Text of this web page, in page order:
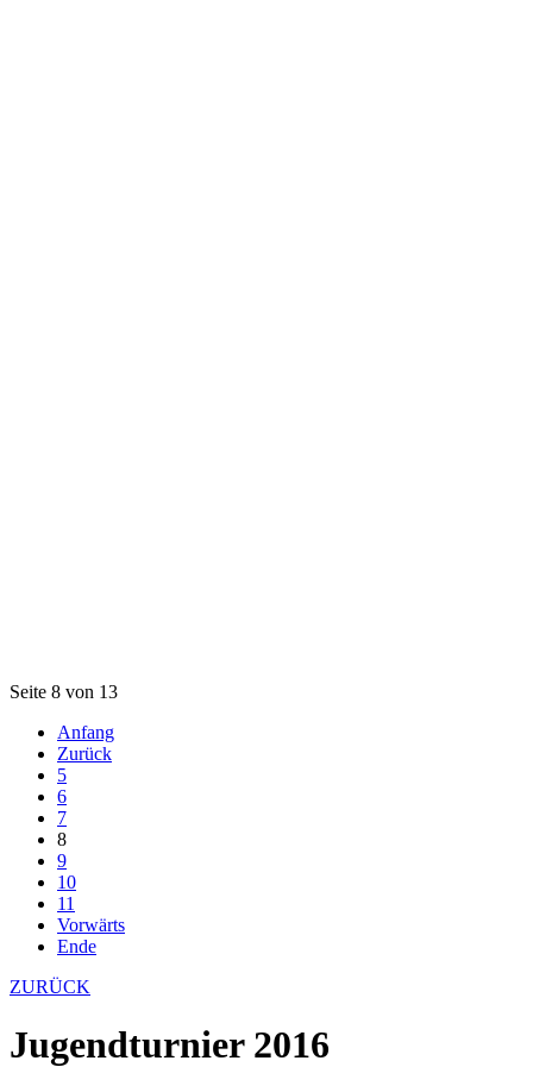
Seite 8 von 13
Anfang
Zurück
5
6
7
8
9
10
11
Vorwärts
Ende
ZURÜCK
Jugendturnier 2016